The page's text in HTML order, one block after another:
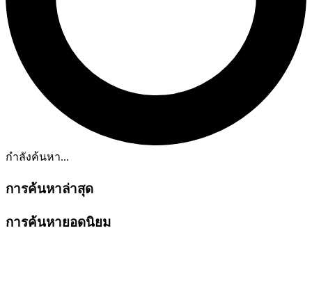
กำลังค้นหา...
การค้นหาล่าสุด
การค้นหายอดนิยม